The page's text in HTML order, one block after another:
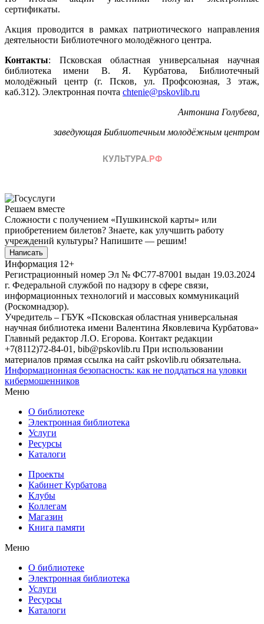
сертификаты.
Акция проводится в рамках патриотического направления
деятельности Библиотечного молодёжного центра.
Контакты: Псковская областная универсальная научная
библиотека имени В. Я. Курбатова, Библиотечный
молодёжный центр (г. Псков, ул. Профсоюзная, 3 этаж,
каб.312). Электронная почта chtenie@pskovlib.ru
Антонина Голубева,
заведующая Библиотечным молодёжным центром
Решаем вместе
Сложности с получением «Пушкинской карты» или
приобретением билетов? Знаете, как улучшить работу
учреждений культуры? Напишите — решим!
Написать
Информация 12+
Регистрационный номер Эл № ФС77-87001 выдан 19.03.2024
г. Федеральной службой по надзору в сфере связи,
информационных технологий и массовых коммуникаций
(Роскомнадзор).
Учредитель – ГБУК «Псковская областная универсальная
научная библиотека имени Валентина Яковлевича Курбатова»
Главный редактор Л.О. Егорова. Контакт редакции
+7(8112)72-84-01, bib@pskovlib.ru При использовании
материалов прямая ссылка на сайт pskovlib.ru обязательна.
Информационная безопасность: как не поддаться на уловки
кибермошенников
Меню
О библиотеке
Электронная библиотека
Услуги
Ресурсы
Каталоги
Проекты
Кабинет Курбатова
Клубы
Коллегам
Магазин
Книга памяти
Меню
О библиотеке
Электронная библиотека
Услуги
Ресурсы
Каталоги